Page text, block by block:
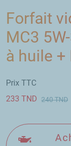
Forfait
MC3
à huile
Prix TTC
233 TND 240TND